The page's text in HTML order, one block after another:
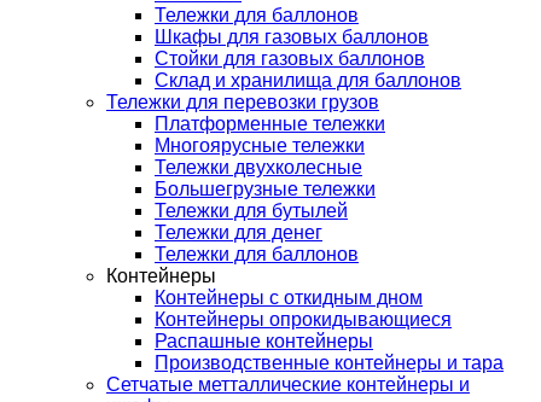
Тележки для баллонов
Шкафы для газовых баллонов
Стойки для газовых баллонов
Склад и хранилища для баллонов
Тележки для перевозки грузов
Платформенные тележки
Многоярусные тележки
Тележки двухколесные
Большегрузные тележки
Тележки для бутылей
Тележки для денег
Тележки для баллонов
Контейнеры
Контейнеры с откидным дном
Контейнеры опрокидывающиеся
Распашные контейнеры
Производственные контейнеры и тара
Сетчатые метталлические контейнеры и